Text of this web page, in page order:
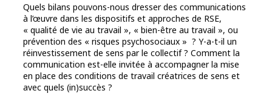
Quels bilans pouvons-nous dresser des communications
à l’œuvre dans les dispositifs et approches de RSE,
« qualité de vie au travail », « bien-être au travail », ou
prévention des « risques psychosociaux » ? Y-a-t-il un
réinvestissement de sens par le collectif ? Comment la
communication est-elle invitée à accompagner la mise
en place des conditions de travail créatrices de sens et
avec quels (in)succès ?